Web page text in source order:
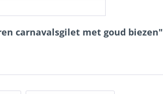
carnavalsgilet met goud biezen"